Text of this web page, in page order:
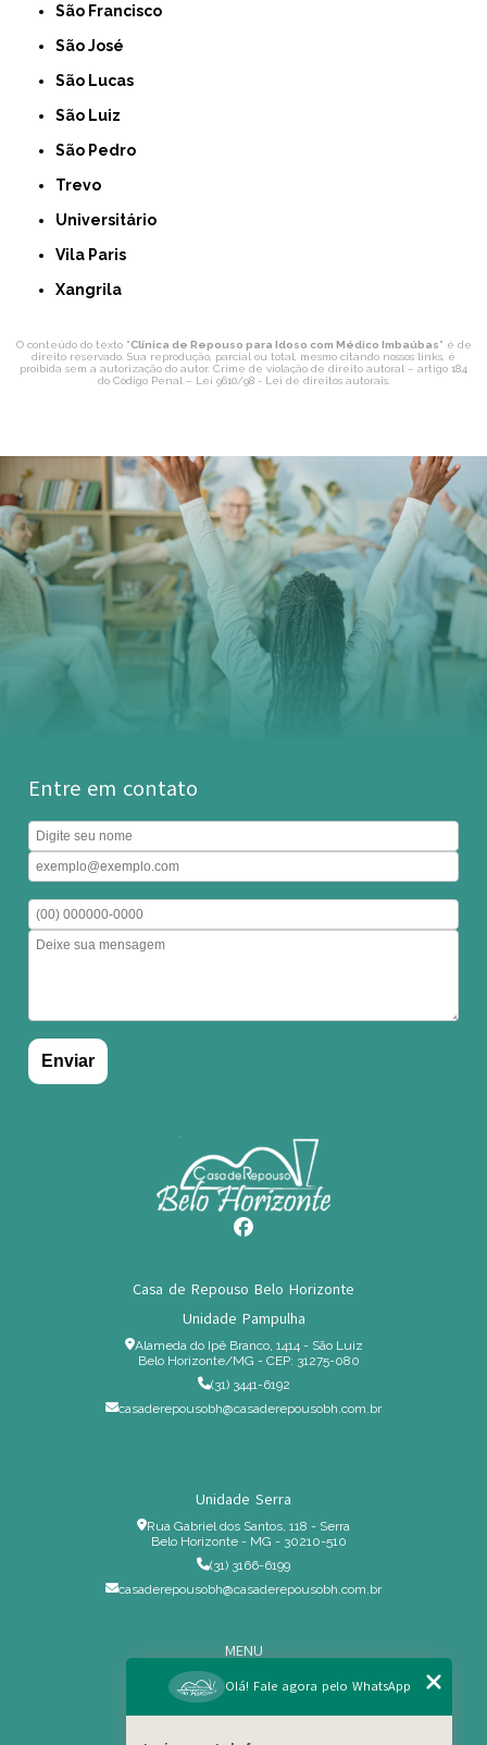
São Francisco
São José
São Lucas
São Luiz
São Pedro
Trevo
Universitário
Vila Paris
Xangrila
O conteúdo do texto "Clínica de Repouso para Idoso com Médico Imbaúbas" é de
direito reservado. Sua reprodução, parcial ou total, mesmo citando nossos links, é
proibida sem a autorização do autor. Crime de violação de direito autoral – artigo 184
do Código Penal – Lei 9610/98 - Lei de direitos autorais.
Entre em contato
Casa de Repouso Belo Horizonte
Unidade Pampulha
Alameda do Ipê Branco, 1414 - São Luiz
Belo Horizonte/MG - CEP: 31275-080
(31) 3441-6192
casaderepousobh@casaderepousobh.com.br
Unidade Serra
Rua Gabriel dos Santos, 118 - Serra
Belo Horizonte - MG - 30210-510
(31) 3166-6199
casaderepousobh@casaderepousobh.com.br
MENU
Home
Institucional
Olá! Fale agora pelo WhatsApp